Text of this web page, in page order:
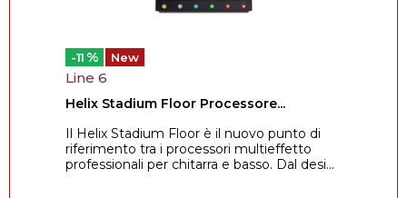
-11 % New
Line 6
Helix Stadium Floor Processore...
Il Helix Stadium Floor è il nuovo punto di
riferimento tra i processori multieffetto
professionali per chitarra e basso. Dal desi...